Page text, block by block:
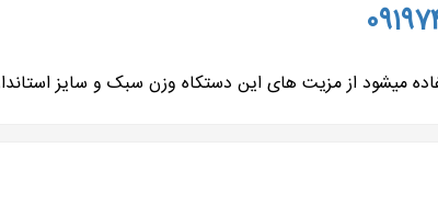
از مزیت های این دستکاه وزن سبک و سایز